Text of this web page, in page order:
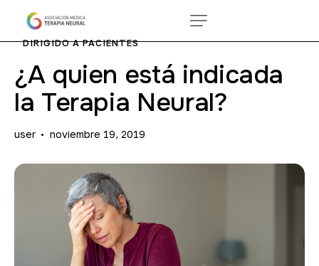
DIRIGIDO A PACIENTES
¿A quien está indicada
la Terapia Neural?
user noviembre 19, 2019